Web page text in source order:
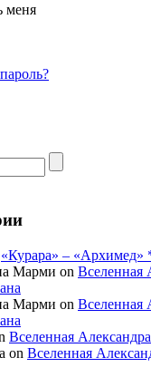
меня
«Курара» – «Архимед»
Марми on Вселенная
Марми on Вселенная
Вселенная
on Вселенная